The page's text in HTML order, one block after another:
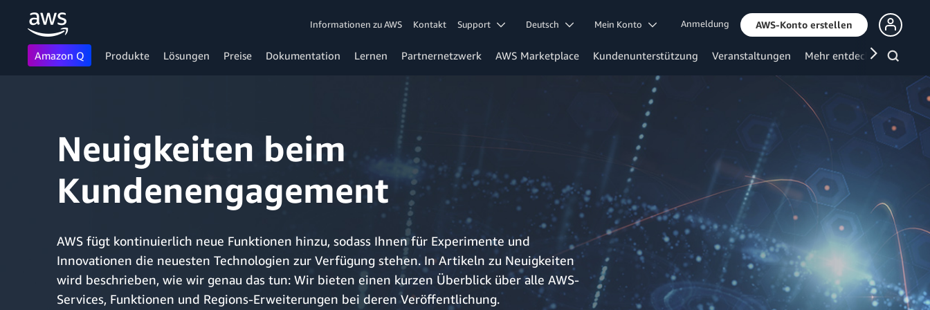
Informationen zu AWS Kontakt Support Deutsch Mein Konto Anmeldung AWS-Konto erstellen
Amazon Q Produkte Lösungen Preise Dokumentation Lernen Partnernetzwerk AWS Marketplace Kundenunterstützung Veranstaltungen Mehr entdecken
Neuigkeiten beim
Kundenengagement
AWS fügt kontinuierlich neue Funktionen hinzu, sodass Ihnen für Experimente und
Innovationen die neuesten Technologien zur Verfügung stehen. In Artikeln zu Neuigkeiten
wird beschrieben, wie wir genau das tun: Wir bieten einen kurzen Überblick über alle AWS-
Services, Funktionen und Regions-Erweiterungen bei deren Veröffentlichung.